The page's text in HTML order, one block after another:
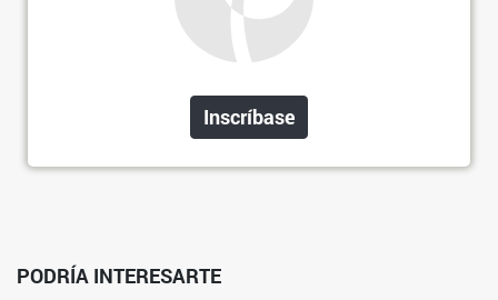
Inscríbase
PODRÍA INTERESARTE